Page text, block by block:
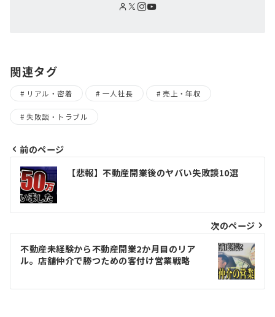
関連タグ
リアル・密着 一人社長 売上・年収
失敗談・トラブル
投
稿
ナ
ビ
ゲ
ー
シ
前のページ
【悲報】不動産開業後のヤバい失敗談10選
次のページ
不動産未経験から不動産開業2か月目のリア
ル。店舗仲介で勝つための客付け営業戦略